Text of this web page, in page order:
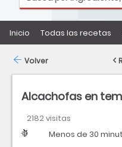
Inicio Todas las recetas
Alcachofas en
2182 visitas
Dificultad
Tiempo Menos de 30
Volver